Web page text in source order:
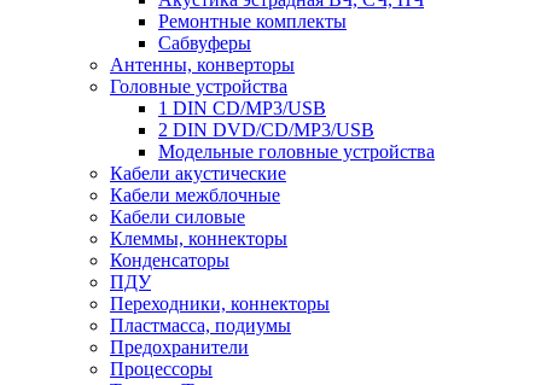
Ремонтные комплекты
Сабвуферы
Антенны, конверторы
Головные устройства
1 DIN CD/MP3/USB
2 DIN DVD/CD/MP3/USB
Модельные головные устройства
Кабели акустические
Кабели межблочные
Кабели силовые
Клеммы, коннекторы
Конденсаторы
ПДУ
Переходники, коннекторы
Пластмасса, подиумы
Предохранители
Процессоры